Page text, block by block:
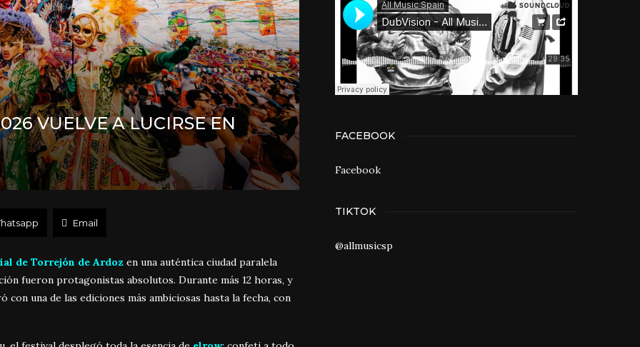
VUELVE A LUCIRSE EN
Email
de Torrejón de Ardoz en una auténtica ciudad paralela
fueron protagonistas absolutos. Durante más 12 horas, y
con una de las ediciones más ambiciosas hasta la fecha, con
FACEBOOK
Facebook
TIKTOK
@allmusicsp